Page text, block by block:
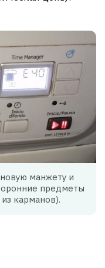
манжету и
предметы
карманов).